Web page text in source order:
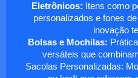
Eletrônicos: Itens como
personalizados e fones
inovação
Bolsas e Mochilas:
versáteis que
Sacolas Personalizadas: